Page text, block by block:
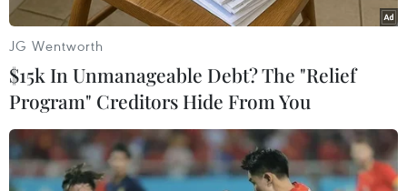
AfDB cảnh báo "siêu" El Nino có thể
khiến châu Phi thiệt hại 20 tỷ USD
Algeria xây dựng cơ chế quốc gia
kiểm chứng thông tin nhằm chống
JG Wentworth
$15k In Unmanageable Debt? The "Relief
Program" Creditors Hide From You